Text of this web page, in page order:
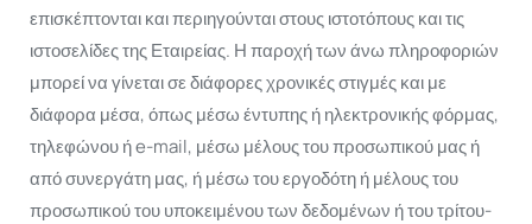
επισκέπτονται και περιηγούνται στους ιστοτόπους και τις
ιστοσελίδες της Εταιρείας. Η παροχή των άνω πληροφοριών
μπορεί να γίνεται σε διάφορες χρονικές στιγμές και με
διάφορα μέσα, όπως μέσω έντυπης ή ηλεκτρονικής φόρμας,
τηλεφώνου ή e-mail, μέσω μέλους του προσωπικού μας ή
από συνεργάτη μας, ή μέσω του εργοδότη ή μέλους του
προσωπικού του υποκειμένου των δεδομένων ή του τρίτου-